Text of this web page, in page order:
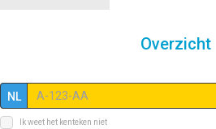
Overzicht
NL
Ik weet het kenteken niet